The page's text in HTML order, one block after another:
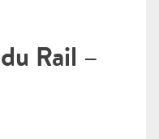
Rail –